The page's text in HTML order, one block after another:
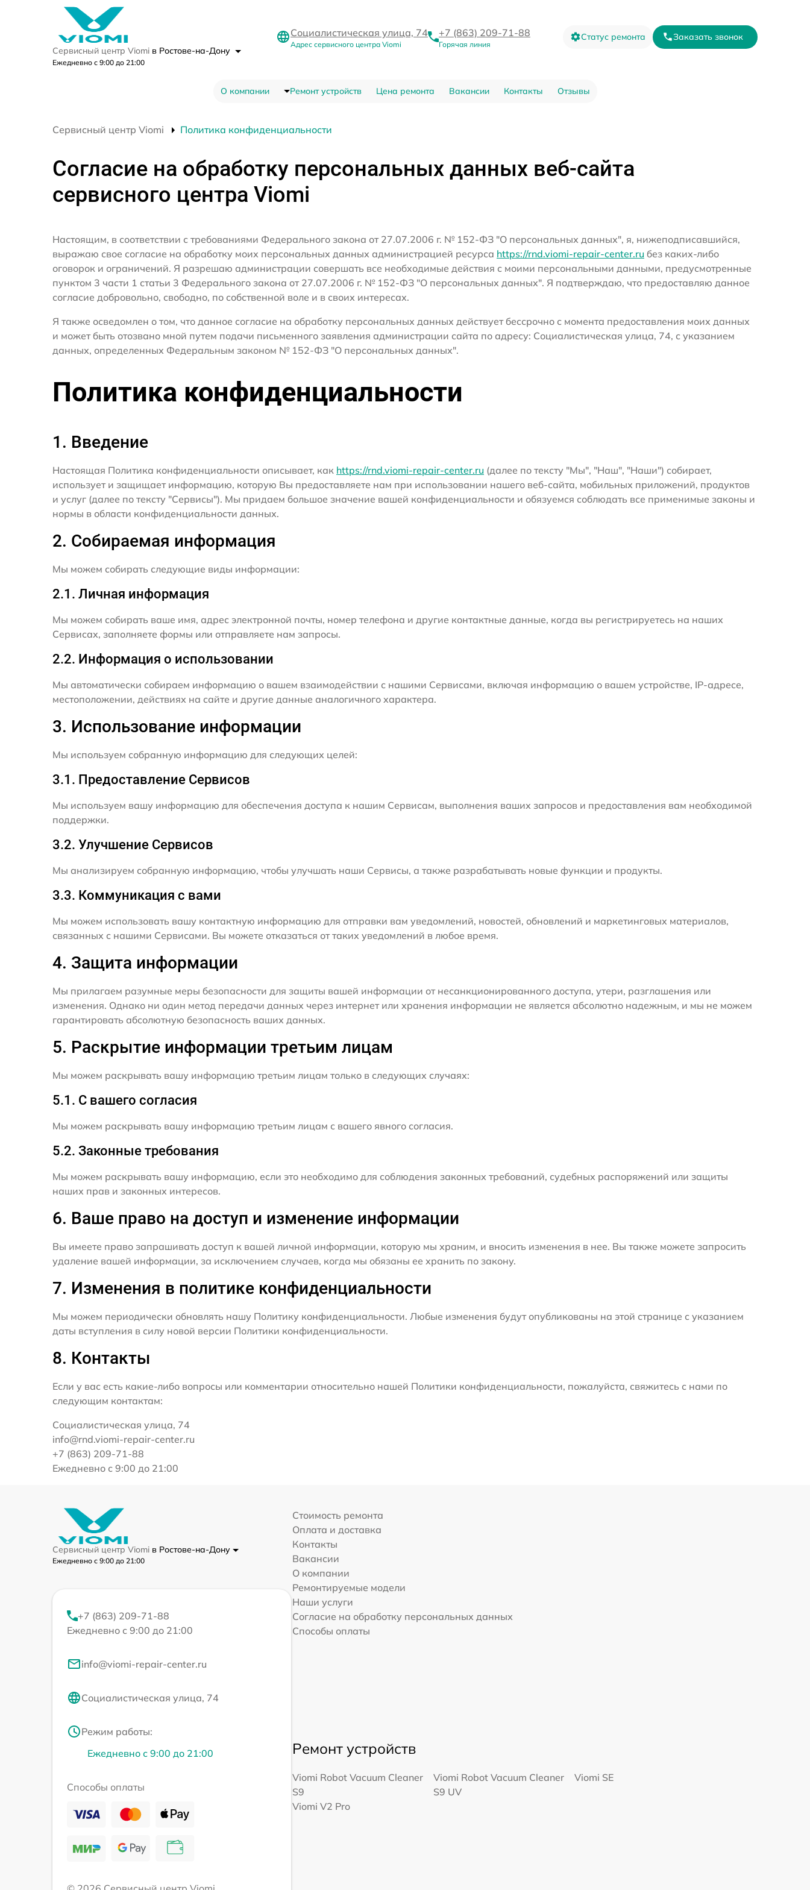
Сервисный центр Viomi в Ростове-на-Дону
Ежедневно с 9:00 до 21:00
Социалистическая улица, 74
Адрес сервисного центра Viomi
+7 (863) 209-71-88
Горячая линия
Статус ремонта Заказать звонок
О компании Ремонт устройств Цена ремонта Вакансии Контакты Отзывы
Сервисный центр Viomi Политика конфиденциальности
Согласие на обработку персональных данных веб-сайта
сервисного центра Viomi
Настоящим, в соответствии с требованиями Федерального закона от 27.07.2006 г. № 152-ФЗ "О персональных данных", я, нижеподписавшийся,
выражаю свое согласие на обработку моих персональных данных администрацией ресурса https://rnd.viomi-repair-center.ru без каких-либо
оговорок и ограничений. Я разрешаю администрации совершать все необходимые действия с моими персональными данными, предусмотренные
пунктом 3 части 1 статьи 3 Федерального закона от 27.07.2006 г. № 152-ФЗ "О персональных данных". Я подтверждаю, что предоставляю данное
согласие добровольно, свободно, по собственной воле и в своих интересах.
Я также осведомлен о том, что данное согласие на обработку персональных данных действует бессрочно с момента предоставления моих данных
и может быть отозвано мной путем подачи письменного заявления администрации сайта по адресу: Социалистическая улица, 74, с указанием
данных, определенных Федеральным законом № 152-ФЗ "О персональных данных".
Политика конфиденциальности
1. Введение
Настоящая Политика конфиденциальности описывает, как https://rnd.viomi-repair-center.ru (далее по тексту "Мы", "Наш", "Наши") собирает,
использует и защищает информацию, которую Вы предоставляете нам при использовании нашего веб-сайта, мобильных приложений, продуктов
и услуг (далее по тексту "Сервисы"). Мы придаем большое значение вашей конфиденциальности и обязуемся соблюдать все применимые законы и
нормы в области конфиденциальности данных.
2. Собираемая информация
Мы можем собирать следующие виды информации:
2.1. Личная информация
Мы можем собирать ваше имя, адрес электронной почты, номер телефона и другие контактные данные, когда вы регистрируетесь на наших
Сервисах, заполняете формы или отправляете нам запросы.
2.2. Информация о использовании
Мы автоматически собираем информацию о вашем взаимодействии с нашими Сервисами, включая информацию о вашем устройстве, IP-адресе,
местоположении, действиях на сайте и другие данные аналогичного характера.
3. Использование информации
Мы используем собранную информацию для следующих целей:
3.1. Предоставление Сервисов
Мы используем вашу информацию для обеспечения доступа к нашим Сервисам, выполнения ваших запросов и предоставления вам необходимой
поддержки.
3.2. Улучшение Сервисов
Мы анализируем собранную информацию, чтобы улучшать наши Сервисы, а также разрабатывать новые функции и продукты.
3.3. Коммуникация с вами
Мы можем использовать вашу контактную информацию для отправки вам уведомлений, новостей, обновлений и маркетинговых материалов,
связанных с нашими Сервисами. Вы можете отказаться от таких уведомлений в любое время.
4. Защита информации
Мы прилагаем разумные меры безопасности для защиты вашей информации от несанкционированного доступа, утери, разглашения или
изменения. Однако ни один метод передачи данных через интернет или хранения информации не является абсолютно надежным, и мы не можем
гарантировать абсолютную безопасность ваших данных.
5. Раскрытие информации третьим лицам
Мы можем раскрывать вашу информацию третьим лицам только в следующих случаях:
5.1. С вашего согласия
Мы можем раскрывать вашу информацию третьим лицам с вашего явного согласия.
5.2. Законные требования
Мы можем раскрывать вашу информацию, если это необходимо для соблюдения законных требований, судебных распоряжений или защиты
наших прав и законных интересов.
6. Ваше право на доступ и изменение информации
Вы имеете право запрашивать доступ к вашей личной информации, которую мы храним, и вносить изменения в нее. Вы также можете запросить
удаление вашей информации, за исключением случаев, когда мы обязаны ее хранить по закону.
7. Изменения в политике конфиденциальности
Мы можем периодически обновлять нашу Политику конфиденциальности. Любые изменения будут опубликованы на этой странице с указанием
даты вступления в силу новой версии Политики конфиденциальности.
8. Контакты
Если у вас есть какие-либо вопросы или комментарии относительно нашей Политики конфиденциальности, пожалуйста, свяжитесь с нами по
следующим контактам:
Социалистическая улица, 74
info@rnd.viomi-repair-center.ru
+7 (863) 209-71-88
Ежедневно с 9:00 до 21:00
Сервисный центр Viomi в Ростове-на-Дону
Ежедневно с 9:00 до 21:00
+7 (863) 209-71-88
Ежедневно с 9:00 до 21:00
info@viomi-repair-center.ru
Социалистическая улица, 74
Режим работы:
Ежедневно с 9:00 до 21:00
Способы оплаты
Стоимость ремонта
Оплата и доставка
Контакты
Вакансии
О компании
Ремонтируемые модели
Наши услуги
Согласие на обработку персональных данных
Способы оплаты
Ремонт устройств
Viomi Robot Vacuum Cleaner
S9
Viomi Robot Vacuum Cleaner
S9 UV
Viomi SE
Viomi V2 Pro